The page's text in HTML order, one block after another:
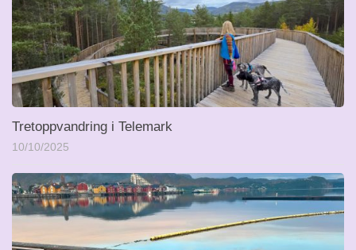
Tretoppvandring i Telemark
10/10/2025